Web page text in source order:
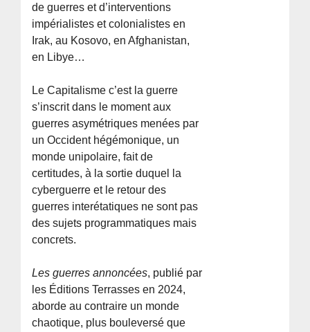
de guerres et d’interventions
impérialistes et colonialistes en
Irak, au Kosovo, en Afghanistan,
en Libye…
Le Capitalisme c’est la guerre
s’inscrit dans le moment aux
guerres asymétriques menées par
un Occident hégémonique, un
monde unipolaire, fait de
certitudes, à la sortie duquel la
cyberguerre et le retour des
guerres interétatiques ne sont pas
des sujets programmatiques mais
concrets.
Les guerres annoncées, publié par
les Éditions Terrasses en 2024,
aborde au contraire un monde
chaotique, plus bouleversé que